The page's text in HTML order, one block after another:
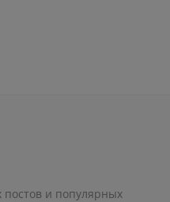
постов и популярных